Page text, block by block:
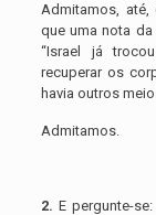
Admitamos, até,
que uma nota
“Israel já
recuperar os
havia outros
Admitamos.
2.E pergunte-